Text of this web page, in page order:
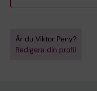
Är du Viktor Peny?
Redigera din profil